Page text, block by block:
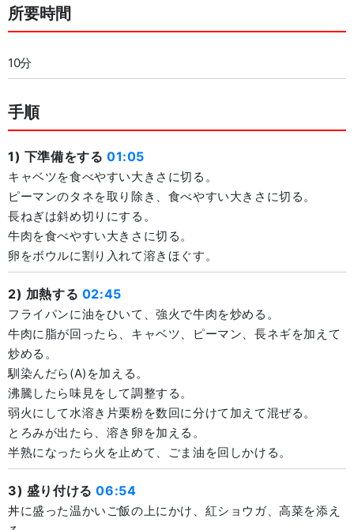
所要時間
10分
手順
1) 下準備をする01:05
キャベツを食べやすい大きさに切る。
ピーマンのタネを取り除き、食べやすい大きさに切る。
長ねぎは斜め切りにする。
牛肉を食べやすい大きさに切る。
卵をボウルに割り入れて溶きほぐす。
2) 加熱する 02:45
フライパンに油をひいて、強火で牛肉を炒める。
牛肉に脂が回ったら、キャベツ、ピーマン、長ネギを加えて
炒める。
馴染んだら(A)を加える。
沸騰したら味見をして調整する。
弱火にして水溶き片栗粉を数回に分けて加えて混ぜる。
とろみが出たら、溶き卵を加える。
半熟になったら火を止めて、ごま油を回しかける。
3) 盛り付ける06:54
丼に盛った温かいご飯の上にかけ、紅ショウガ、高菜を添え